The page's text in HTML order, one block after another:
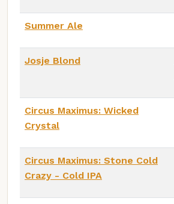
Summer Ale
Josje Blond
Circus Maximus: Wicked
Crystal
Circus Maximus: Stone Cold
Crazy - Cold IPA